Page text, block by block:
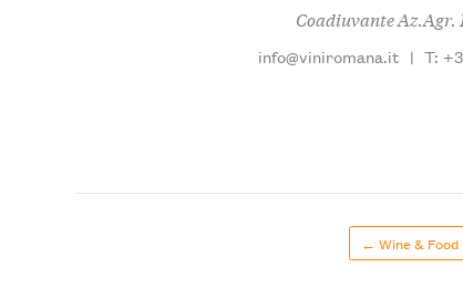
Coadiuvante Az.Agr.
info@viniromana.it | T:
← Wine & Food